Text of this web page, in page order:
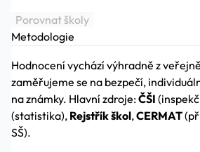
Porovnat školy
Metodologie
Hodnocení vychází výhradně z
zaměřujeme se na bezpečí,
na známky. Hlavní zdroje:ČŠI
(statistika), Rejstřík škol,CERMAT
SŠ).